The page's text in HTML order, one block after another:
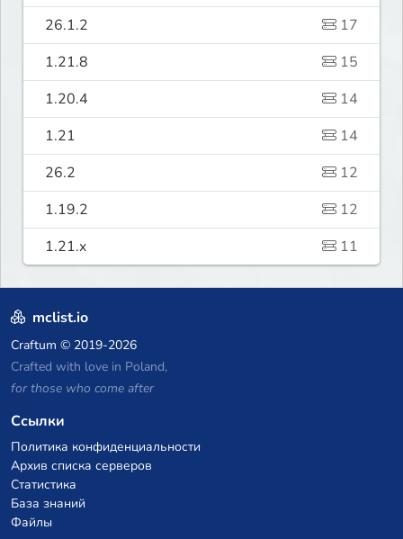
26.1.2
17
1.21.8
15
1.20.4
14
1.21
14
26.2
12
1.19.2
12
1.21.x
11
mclist.io
Craftum © 2019-2026
Crafted with love in Poland,
for those who come after
Ссылки
Политика конфиденциальности
Архив списка серверов
Статистика
База знаний
Файлы